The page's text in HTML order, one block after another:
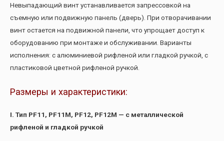
Невыпадающий винт устанавливается запрессовкой на
съемную или подвижную панель (дверь). При отворачивании
винт остается на подвижной панели, что упрощает доступ к
оборудованию при монтаже и обслуживании. Варианты
исполнения: с алюминиевой рифленой или гладкой ручкой, с
пластиковой цветной рифленой ручкой.
Размеры и характеристики:
I. Тип PF11, PF11M, PF12, PF12M — с металлической
рифленой и гладкой ручкой